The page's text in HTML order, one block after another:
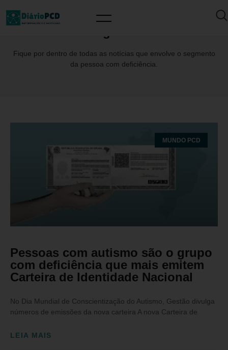
Fique por dentro de todas as notícias que envolve o segmento
da pessoa com deficiência.
MUNDO PCD
Pessoas com autismo são o grupo
com deficiência que mais emitem
Carteira de Identidade Nacional
No Dia Mundial de Conscientização do Autismo, Gestão divulga
números de emissões da nova carteira A nova Carteira de
LEIA MAIS